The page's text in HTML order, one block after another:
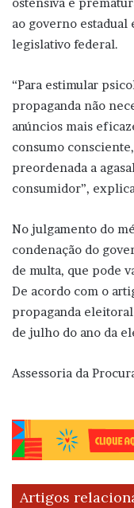
ao governo estadual
legislativo federal.
“Para estimular
propaganda não
anúncios mais
consumo
preordenada a
consumidor”,
No julgamento do
condenação do
de multa, que pode
De acordo com o
propaganda
de julho do ano da
Assessoria da
Artigos